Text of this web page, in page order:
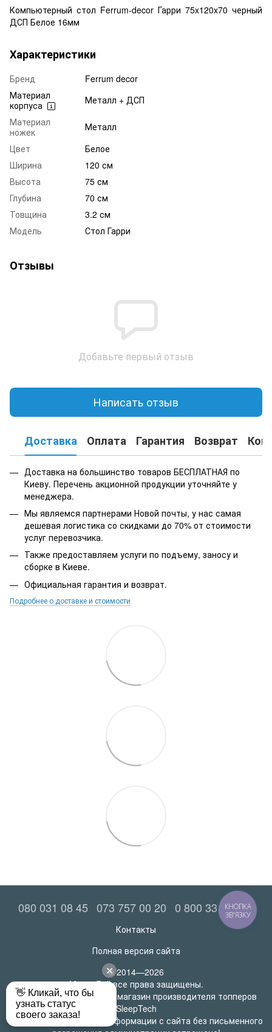
Компьютерный стол Ferrum-decor Гарри 75x120x70 черный
ДСП Белое 16мм
Характеристики
Бренд
Ferrum decor
Материал
корпуса
Металл + ДСП
Материал
ножек
Металл
Цвет
Белое
Ширина
120 см
Высота
75 см
Глубина
70 см
Товщина
3.2 см
Модель
Стол Гарри
Отзывы
Добавьте первый отзыв
Написать отзыв
Доставка Оплата Гарантия Возврат
Доставка на большинство товаров БЕСПЛАТНАЯ по
Киеву. Перечень акционной продукции уточняйте у
менеджера.
Мы являемся партнерами Новой почты, у нас самая
дешевая логистика со скидками до 70% от стоимости
услуг перевозчика.
Также предоставляем услуги по подъему, заносу и
сборке в Киеве.
Официальная гарантия и возврат.
Подробнее о доставке и стоимости
080 031 08 45 073 757 00 20 0 800 33 52 06
Контакты
Полная версия сайта
© 2014—2026
MatrasRoll все права защищены.
Официальный интернет-магазин производителя топперов
SleepTech
Любое использование информации с сайта без письменного
КНОПКА
ЗВ'ЯЗКУ